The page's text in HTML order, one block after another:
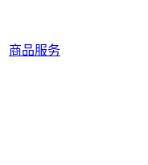
商品服务